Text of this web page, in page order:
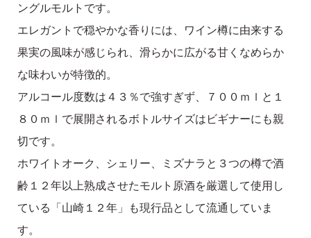
ングルモルトです。
エレガントで穏やかな香りには、ワイン樽に由来する
果実の風味が感じられ、滑らかに広がる甘くなめらか
な味わいが特徴的。
アルコール度数は４３％で強すぎず、７００ｍｌと１
８０ｍｌで展開されるボトルサイズはビギナーにも親
切です。
ホワイトオーク、シェリー、ミズナラと３つの樽で酒
齢１２年以上熟成させたモルト原酒を厳選して使用し
ている「山崎１２年」も現行品として流通していま
す。